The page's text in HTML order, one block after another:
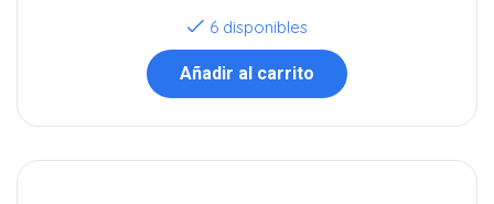
6 disponibles
Añadir al carrito